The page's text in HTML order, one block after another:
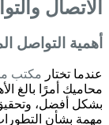
الاتصال
أهمية التواصل
عندما تختار مكتب
محاميك أمرًا بالغ
بشكل أفضل،
مهمة بشأن